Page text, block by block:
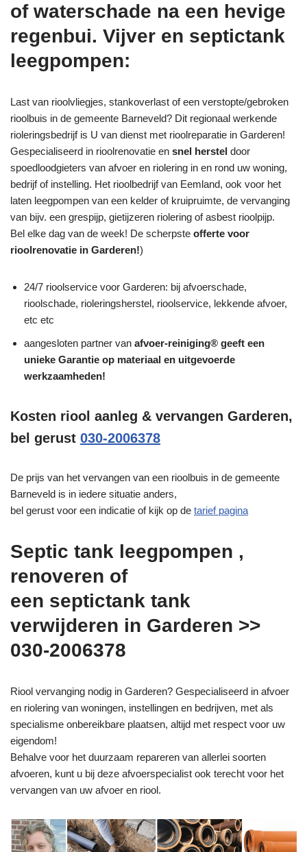
of waterschade na een hevige
regenbui. Vijver en septictank
leegpompen:
Last van rioolvliegjes, stankoverlast of een verstopte/gebroken
rioolbuis in de gemeente Barneveld? Dit regionaal werkende
rioleringsbedrijf is U van dienst met rioolreparatie in Garderen!
Gespecialiseerd in rioolrenovatie en snel herstel door
spoedloodgieters van afvoer en riolering in en rond uw woning,
bedrijf of instelling. Het rioolbedrijf van Eemland, ook voor het
laten leegpompen van een kelder of kruipruimte, de vervanging
van bijv. een grespijp, gietijzeren riolering of asbest rioolpijp.
Bel elke dag van de week! De scherpste offerte voor
rioolrenovatie in Garderen!)
24/7 rioolservice voor Garderen: bij afvoerschade,
rioolschade, rioleringsherstel, rioolservice, lekkende afvoer,
etc etc
aangesloten partner van afvoer-reiniging® geeft een
unieke Garantie op materiaal en uitgevoerde
werkzaamheden!
Kosten riool aanleg & vervangen Garderen,
bel gerust 030-2006378
De prijs van het vervangen van een rioolbuis in de gemeente
Barneveld is in iedere situatie anders,
bel gerust voor een indicatie of kijk op de tarief pagina
Septic tank leegpompen ,
renoveren of
een septictank tank
verwijderen in Garderen >>
030-2006378
Riool vervanging nodig in Garderen? Gespecialiseerd in afvoer
en riolering van woningen, instellingen en bedrijven, met als
specialisme onbereikbare plaatsen, altijd met respect voor uw
eigendom!
Behalve voor het duurzaam repareren van allerlei soorten
afvoeren, kunt u bij deze afvoerspecialist ook terecht voor het
vervangen van uw afvoer en riool.